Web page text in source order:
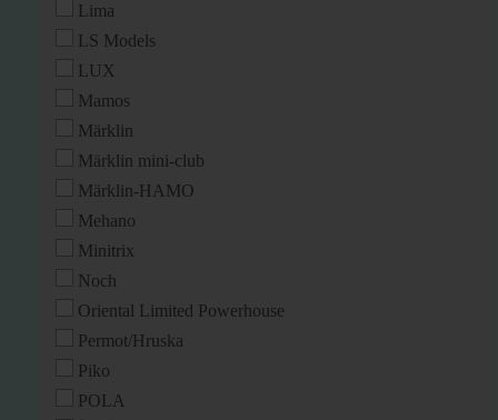
Lima
LS Models
LUX
Mamos
Märklin
Märklin mini-club
Märklin-HAMO
Mehano
Minitrix
Noch
Oriental Limited Powerhouse
Permot/Hruska
Piko
POLA